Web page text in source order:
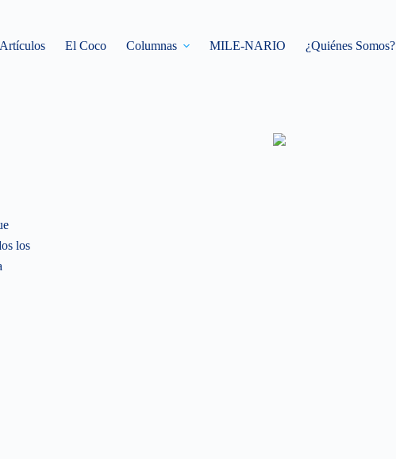
Artículos El Coco Columnas MILE-NARIO ¿Quiénes Somos?
los